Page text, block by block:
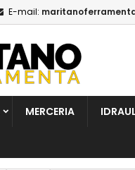
E-mail:
MERCERIA